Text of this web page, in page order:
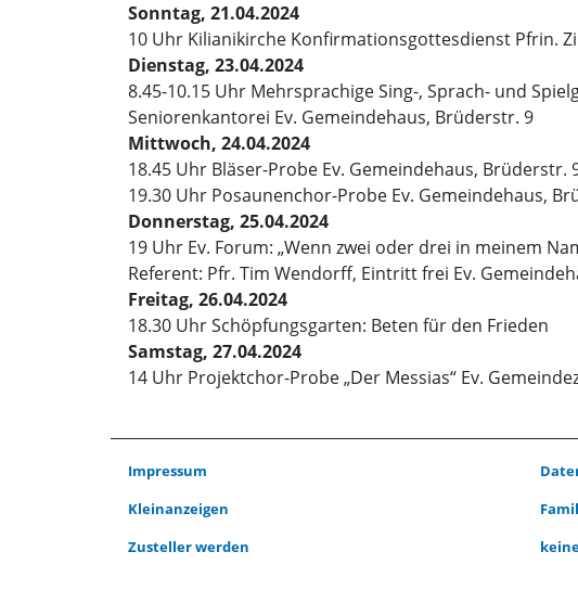
Sonntag, 21.04.2024
10 Uhr Kilianikirche Konfirmationsgottesdienst Pfrin.
Dienstag, 23.04.2024
8.45-10.15 Uhr Mehrsprachige Sing-, Sprach- und
Seniorenkantorei Ev. Gemeindehaus, Brüderstr. 9
Mittwoch, 24.04.2024
18.45 Uhr Bläser-Probe Ev. Gemeindehaus, Brüderstr.
19.30 Uhr Posaunenchor-Probe Ev. Gemeindehaus,
Donnerstag, 25.04.2024
19 Uhr Ev. Forum: „Wenn zwei oder drei in meinem
Referent: Pfr. Tim Wendorff, Eintritt frei Ev.
Freitag, 26.04.2024
18.30 Uhr Schöpfungsgarten: Beten für den Frieden
Samstag, 27.04.2024
14 Uhr Projektchor-Probe „Der Messias“ Ev.
Impressum
Kleinanzeigen
Zusteller werden